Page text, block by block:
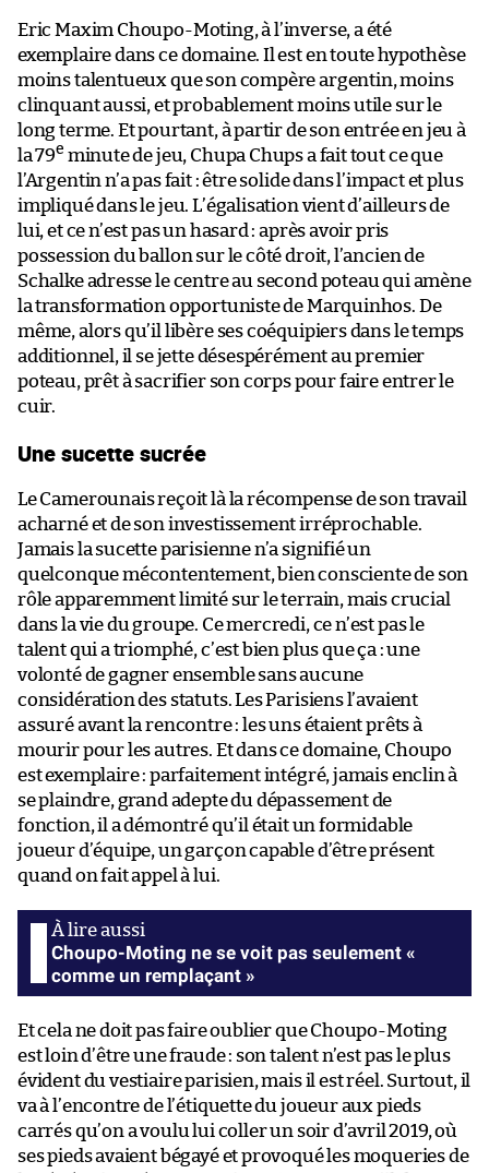
Eric Maxim Choupo-Moting, à l’inverse, a été
exemplaire dans ce domaine. Il est en toute hypothèse
moins talentueux que son compère argentin, moins
clinquant aussi, et probablement moins utile sur le
long terme. Et pourtant, à partir de son entrée en jeu à
la 79e minute de jeu, Chupa Chups a fait tout ce que
l’Argentin n’a pas fait : être solide dans l’impact et plus
impliqué dans le jeu. L’égalisation vient d’ailleurs de
lui, et ce n’est pas un hasard : après avoir pris
possession du ballon sur le côté droit, l’ancien de
Schalke adresse le centre au second poteau qui amène
la transformation opportuniste de Marquinhos. De
même, alors qu’il libère ses coéquipiers dans le temps
additionnel, il se jette désespérément au premier
poteau, prêt à sacrifier son corps pour faire entrer le
cuir.
Une sucette sucrée
Le Camerounais reçoit là la récompense de son travail
acharné et de son investissement irréprochable.
Jamais la sucette parisienne n’a signifié un
quelconque mécontentement, bien consciente de son
rôle apparemment limité sur le terrain, mais crucial
dans la vie du groupe. Ce mercredi, ce n’est pas le
talent qui a triomphé, c’est bien plus que ça : une
volonté de gagner ensemble sans aucune
considération des statuts. Les Parisiens l’avaient
assuré avant la rencontre : les uns étaient prêts à
mourir pour les autres. Et dans ce domaine, Choupo
est exemplaire : parfaitement intégré, jamais enclin à
se plaindre, grand adepte du dépassement de
fonction, il a démontré qu’il était un formidable
joueur d’équipe, un garçon capable d’être présent
quand on fait appel à lui.
Choupo-Moting ne se voit pas seulement «
comme un remplaçant »
Et cela ne doit pas faire oublier que Choupo-Moting
est loin d’être une fraude : son talent n’est pas le plus
évident du vestiaire parisien, mais il est réel. Surtout, il
va à l’encontre de l’étiquette du joueur aux pieds
carrés qu’on a voulu lui coller un soir d’avril 2019, où
ses pieds avaient bégayé et provoqué les moqueries de